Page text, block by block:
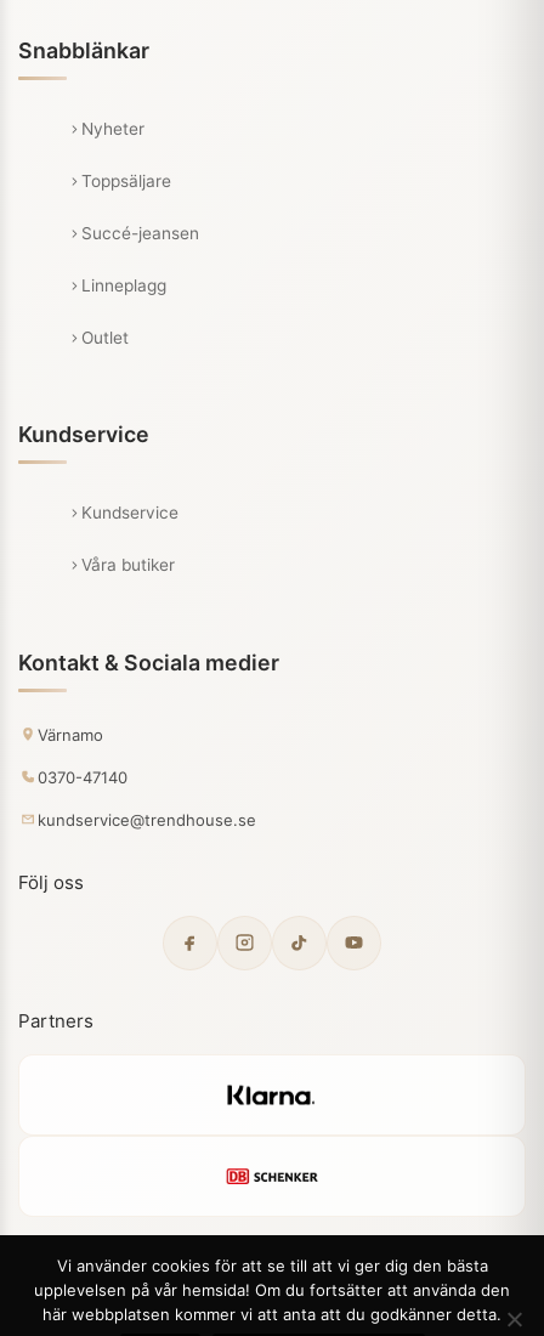
Snabblänkar
Nyheter
Toppsäljare
Succé-jeansen
Linneplagg
Outlet
Kundservice
Kundservice
Våra butiker
Kontakt & Sociala medier
Värnamo
0370-47140
kundservice@trendhouse.se
Följ oss
Partners
© 2026 Trendhouse. Alla rättigheter förbehållna.
Vi använder cookies för att se till att vi ger dig den bästa
upplevelsen på vår hemsida! Om du fortsätter att använda den
här webbplatsen kommer vi att anta att du godkänner detta.